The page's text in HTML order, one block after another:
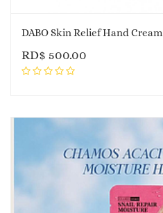
DABO Skin Relief Hand Cream
RD$ 500.00